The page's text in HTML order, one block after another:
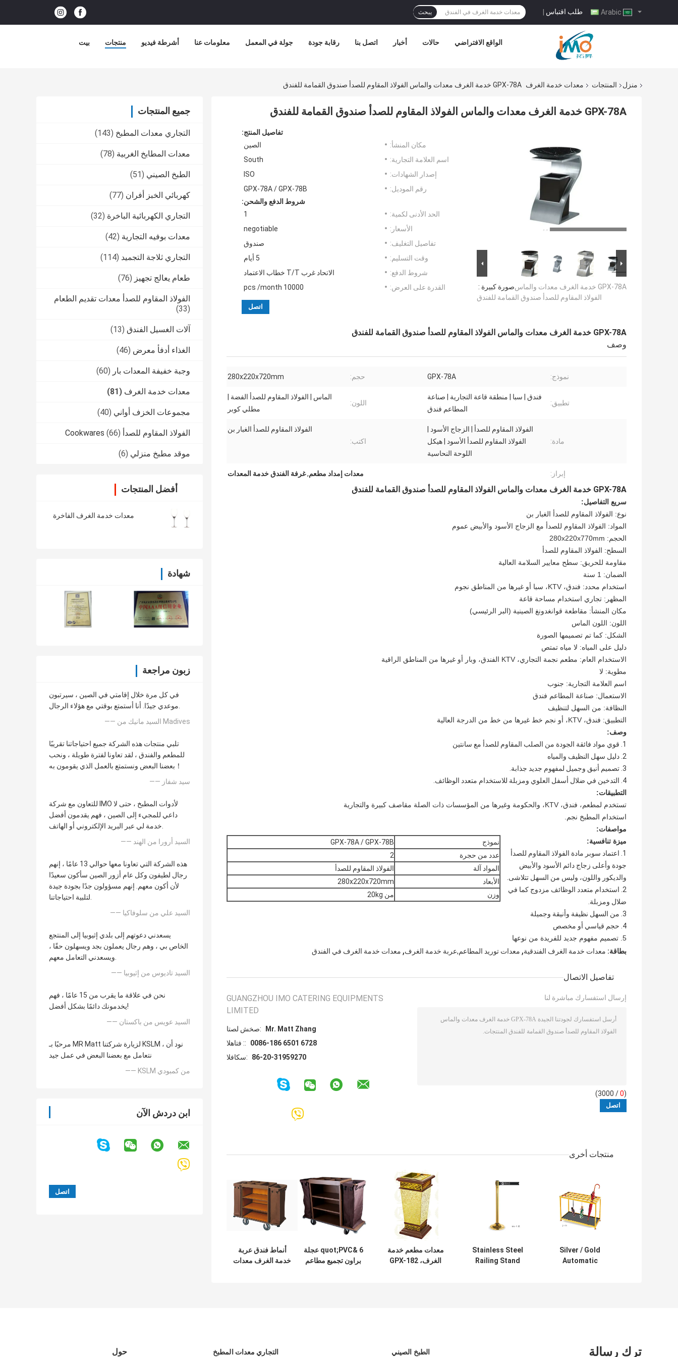
طلب اقتباس | يبحث
بيت منتجات أشرطة فيديو معلومات عنا جولة في المعمل رقابة جودة اتصل بنا أخبار حالات الواقع الافتراضي
منزل المنتجات معدات خدمة الغرف GPX-78A خدمة الغرف معدات والماس الفولاذ المقاوم للصدأ صندوق القمامة للفندق
جميع المنتجات
التجاري معدات المطبخ (143)
معدات المطابخ الغربية (78)
الطبخ الصيني (51)
كهربائي الخبز أفران (77)
التجاري الكهربائية الباخرة (32)
معدات بوفيه التجارية (42)
التجاري ثلاجة التجميد (114)
طعام يعالج تجهيز (76)
الفولاذ المقاوم للصدأ معدات تقديم الطعام
(33)
آلات الغسيل الفندق (13)
الغذاء أدفأ معرض (46)
وجبة خفيفة المعدات بار (60)
معدات خدمة الغرف (81)
مجموعات الخزف أواني (40)
الفولاذ المقاوم للصدأ Cookwares (66)
موقد مطبخ منزلي (6)
أفضل المنتجات
معدات خدمة الغرف الفاخرة
شهادة
زبون مراجعة
في كل مرة خلال إقامتي في الصين ، سيرتبون
موعدي جيدًا. أنا أستمتع بوقتي مع هؤلاء الرجال.
—— السيد مانيك من Madives
تلبي منتجات هذه الشركة جميع احتياجاتنا تقريبًا
للمطعم والفندق ، لقد تعاونا لفترة طويلة ، ونحب
بعضنا البعض ونستمتع بالعمل الذي يقومون به！
—— سيد شفاز
للتعاون مع شركة IMO لأدوات المطبخ ، حتى لا
داعي للمجيء إلى الصين ، فهم يقدمون أفضل
خدمة لي عبر البريد الإلكتروني أو الهاتف.
—— السيد أرورا من الهند
هذه الشركة التي تعاونا معها حوالي 13 عامًا ، إنهم
رجال لطيفون وكل عام أزور الصين سأكون سعيدًا
لأن أكون معهم. إنهم مسؤولون جدًا بجودة جيدة
لتلبية احتياجاتنا.
—— السيد علي من سلوفاكيا
يسعدني دعوتهم إلى بلدي إثيوبيا إلى المنتجع
الخاص بي ، وهم رجال يعملون بجد ويسهلون حقًا ،
ويسعدني التعامل معهم.
—— السيد تاديوس من إثيوبيا
نحن في علاقة ما يقرب من 15 عامًا ، فهم
يخدمونك دائمًا بشكل أفضل!
—— السيد عويس من باكستان
مرحبًا بـ MR Matt لزيارة شركتنا KSLM ، نود أن
نتعامل مع بعضنا البعض في عمل جيد
—— KSLM من كمبودي
ابن دردش الآن
GPX-78A خدمة الغرف معدات والماس الفولاذ المقاوم للصدأ صندوق القمامة للفندق
صورة كبيرة :GPX-78A خدمة الغرف معدات والماس
الفولاذ المقاوم للصدأ صندوق القمامة للفندق
تفاصيل المنتج:
مكان المنشأ:
الصين
اسم العلامة التجارية:
South
إصدار الشهادات:
ISO
رقم الموديل:
GPX-78A / GPX-78B
شروط الدفع والشحن:
الحد الأدنى لكمية:
1
الأسعار:
negotiable
تفاصيل التغليف:
صندوق
وقت التسليم:
5 أيام
شروط الدفع:
الاتحاد غرب T/T خطاب الاعتماد
القدرة على العرض:
10000 pcs /month
اتصل
GPX-78A خدمة الغرف معدات والماس الفولاذ المقاوم للصدأ صندوق القمامة للفندق
وصف
نموذج: GPX-78A حجم: 280x220x720mm
تطبيق:
فندق | سبا | منطقة قاعة التجارية | صناعة
المطاعم فندق
اللون:
الماس | الفولاذ المقاوم للصدأ الفضة |
مطلي كوبر
مادة:
الفولاذ المقاوم للصدأ | الزجاج الأسود |
الفولاذ المقاوم للصدأ الأسود | هيكل
اللوحة النحاسية
اكتب:
الفولاذ المقاوم للصدأ الغبار بن
إبراز: معدات إمداد مطعم,غرفة الفندق خدمة المعدات
GPX-78A خدمة الغرف معدات والماس الفولاذ المقاوم للصدأ صندوق القمامة للفندق
سريع التفاصيل:
نوع: الفولاذ المقاوم للصدأ الغبار بن
المواد: الفولاذ المقاوم للصدأ مع الزجاج الأسود والأبيض عموم
الحجم: 280x220x770mm
السطح: الفولاذ المقاوم للصدأ
مقاومة للحريق: سطح معايير السلامة العالية
الضمان: 1 سنة
استخدام محدد: فندق، KTV، سبا أو غيرها من المناطق نجوم
المظهر: تجاري استخدام مساحة قاعة
مكان المنشأ: مقاطعة قوانغدونغ الصينية (البر الرئيسي)
اللون: اللون الماس
الشكل: كما تم تصميمها الصورة
دليل على المياه: لا مياه تمتص
الاستخدام العام: مطعم نجمة التجاري، KTV الفندق، وبار أو غيرها من المناطق الراقية
مطوية: لا
اسم العلامة التجارية: جنوب
الاستعمال: صناعة المطاعم فندق
النظافة: من السهل لتنظيف
التطبيق: فندق، KTV، أو نجم خط غيرها من خط من الدرجة العالية
وصف:
1. قوي مواد فائقة الجودة من الصلب المقاوم للصدأ مع سانتين
2. دليل سهل النظيف والمياه
3. تصميم أنيق وجميل لمفهوم جديد جذابة.
4. التدخين في ضلال أسفل العلوي ومزبلة للاستخدام متعدد الوظائف.
التطبيقات:
تستخدم لمطعم، فندق، KTV، والحكومة وغيرها من المؤسسات ذات الصلة مقاصف كبيرة والتجارية
استخدام المطبخ نجم.
مواصفات:
نموذج
GPX-78A / GPX-78B
عدد من حجرة
2
المواد آلة
الفولاذ المقاوم للصدأ
الأبعاد
280x220x720mm
وزن
من 20kg
ميزة تنافسية:
1. اعتماد سوبر مادة الفولاذ المقاوم للصدأ
جودة وأعلى زجاج دائم الأسود والأبيض
والديكور واللون، وليس من السهل تتلاشى.
2. استخدام متعدد الوظائف مزدوج كما في
ضلال ومزبلة.
3. من السهل نظيفة وأنيقة وجميلة
4. حجم قياسي أو مخصص
5. تصميم مفهوم جديد للفريدة من نوعها
بطاقة: معدات خدمة الغرف الفندقية, معدات توريد المطاعم,عربة خدمة الغرف, معدات خدمة الغرف في الفندق
تفاصيل الاتصال
GUANGZHOU IMO CATERING EQUIPMENTS
LIMITED
اتصل شخص:
Mr. Matt Zhang
الهاتف ::
0086-186 6501 6728
الفاكس:
86-20-31959270
إرسال استفسارك مباشرة لنا
(
0
/ 3000)
منتجات أخرى
Silver / Gold
Automatic
Stainless Steel
Railing Stand
معدات مطعم خدمة
الغرف، GPX-182
6 &quot;PVC عجلة
براون تجميع مطاعم
أنماط فندق عربة
خدمة الغرف معدات
حول التجاري معدات المطبخ الطبخ الصيني ترك رسالة